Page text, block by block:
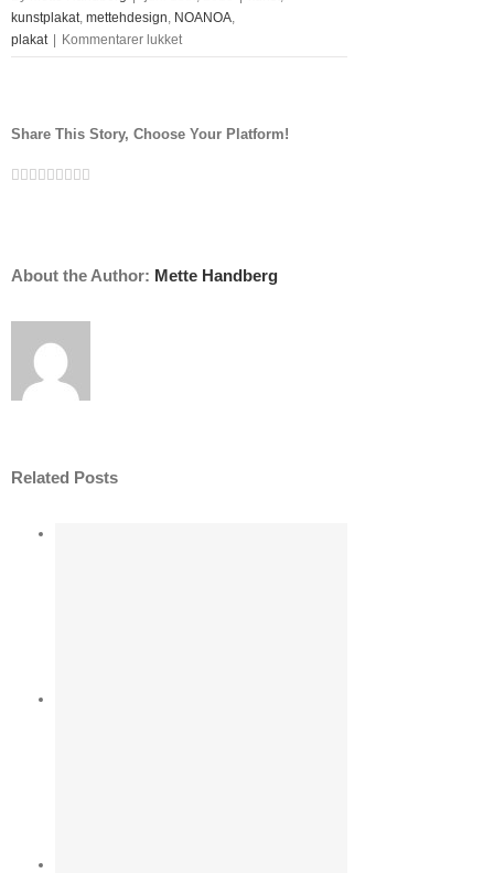
kunstplakat, mettehdesign, NOANOA,
plakat
Kommentarer lukkettil
Smuk
NOA
Share This Story, Choose Your Platform!
Facebook
Twitter
Linkedin
Reddit
Tumblr
Google+
Pinterest
Vk
About the Author: Mette Handberg
Related Posts